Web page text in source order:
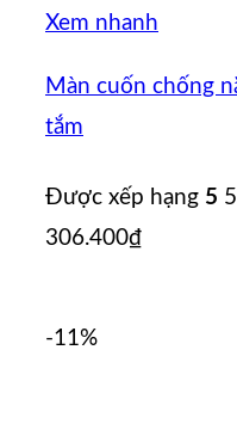
Xem nhanh
Màn cuốn chống
tắm
Được xếp hạng 5
306.400₫
-11%